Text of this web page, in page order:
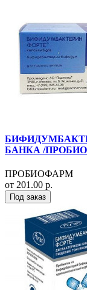
БАНКА /
ПРОБИОФАРМ
от 201.00 р.
Под заказ